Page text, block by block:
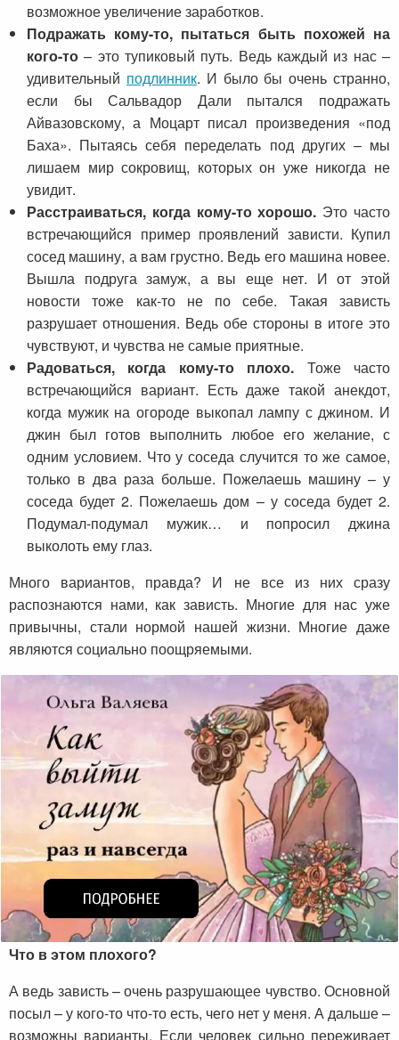
возможное увеличение заработков.
Подражать кому-то, пытаться быть похожей на
кого-то – это тупиковый путь. Ведь каждый из нас –
удивительный подлинник. И было бы очень странно,
если бы Сальвадор Дали пытался подражать
Айвазовскому, а Моцарт писал произведения «под
Баха». Пытаясь себя переделать под других – мы
лишаем мир сокровищ, которых он уже никогда не
увидит.
Расстраиваться, когда кому-то хорошо. Это часто
встречающийся пример проявлений зависти. Купил
сосед машину, а вам грустно. Ведь его машина новее.
Вышла подруга замуж, а вы еще нет. И от этой
новости тоже как-то не по себе. Такая зависть
разрушает отношения. Ведь обе стороны в итоге это
чувствуют, и чувства не самые приятные.
Радоваться, когда кому-то плохо. Тоже часто
встречающийся вариант. Есть даже такой анекдот,
когда мужик на огороде выкопал лампу с джином. И
джин был готов выполнить любое его желание, с
одним условием. Что у соседа случится то же самое,
только в два раза больше. Пожелаешь машину – у
соседа будет 2. Пожелаешь дом – у соседа будет 2.
Подумал-подумал мужик… и попросил джина
выколоть ему глаз.
Много вариантов, правда? И не все из них сразу
распознаются нами, как зависть. Многие для нас уже
привычны, стали нормой нашей жизни. Многие даже
являются социально поощряемыми.
Что в этом плохого?
А ведь зависть – очень разрушающее чувство. Основной
посыл – у кого-то что-то есть, чего нет у меня. А дальше –
возможны варианты. Если человек сильно переживает